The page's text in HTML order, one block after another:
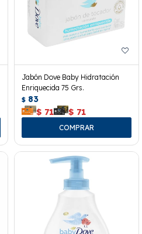
Jabón Dove Baby Hidratación
Enriquecida 75 Grs.
$ 83
$ 71 $ 71